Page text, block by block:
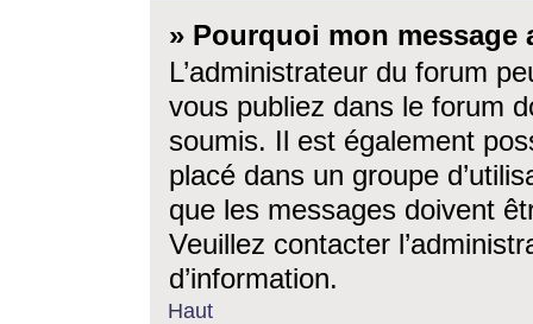
» Pourquoi mon message
L’administrateur du forum
vous publiez dans le forum
soumis. Il est également
placé dans un groupe
que les messages doivent
Veuillez contacter
d’information.
Haut